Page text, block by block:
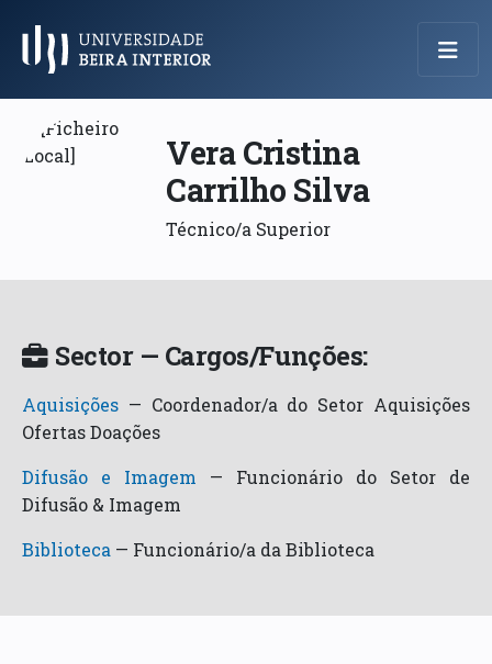
Menu Principal
Vera Cristina
Carrilho Silva
Técnico/a Superior
Sector — Cargos/Funções:
Aquisições — Coordenador/a do Setor Aquisições
Ofertas Doações
Difusão e Imagem
— Funcionário do Setor de
Difusão & Imagem
Biblioteca — Funcionário/a da Biblioteca